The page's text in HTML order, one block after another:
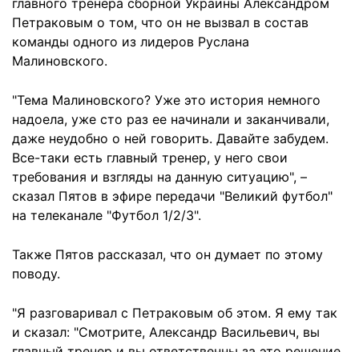
главного тренера сборной Украины Александром
Петраковым о том, что он не вызвал в состав
команды одного из лидеров Руслана
Малиновского.
"Тема Малиновского? Уже это история немного
надоела, уже сто раз ее начинали и заканчивали,
даже неудобно о ней говорить. Давайте забудем.
Все-таки есть главный тренер, у него свои
требования и взгляды на данную ситуацию", –
сказал Пятов в эфире передачи "Великий футбол"
на телеканале "Футбол 1/2/3".
Также Пятов рассказал, что он думает по этому
поводу.
"Я разговаривал с Петраковым об этом. Я ему так
и сказал: "Смотрите, Александр Васильевич, вы